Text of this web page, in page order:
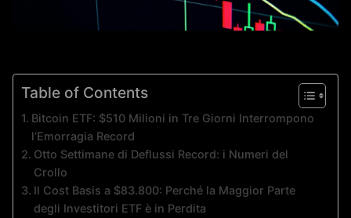
Table of Contents
Bitcoin ETF: $510 Milioni in Tre Giorni Interrompono
l’Emorragia Record
Otto Settimane di Deflussi Record: i Numeri del
Crollo
Il Cost Basis a $83.800: Perché la Maggior Parte
degli Investitori ETF è in Perdita